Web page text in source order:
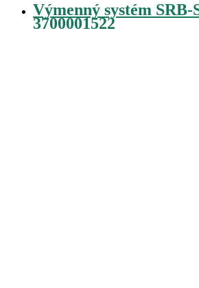
Výmenný systém SRB-
3700001522